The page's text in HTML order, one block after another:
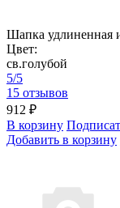
Шапка удлиненная
Цвет:
св.голубой
5/5
15 отзывов
912 ₽
В корзину
Добавить в корзину